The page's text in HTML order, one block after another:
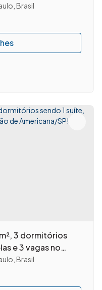
Brasil
3 dormitórios
e 3 vagas no
Brasil